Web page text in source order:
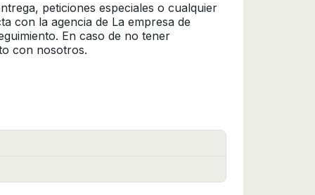
peticiones especiales o cualquier
con la agencia de La empresa de
En caso de no tener
con nosotros.